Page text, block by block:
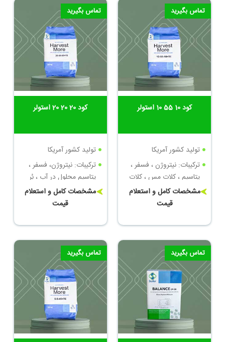
تماس بگیرید
کود 20 20 20 استولر
تولید کشور آمریکا
ترکیبات: نیتروژن، فسفر ،
پتاسیم محلول در آب ، بُر
محلول ، کلات مس ، کلات
مشخصات کامل و استعلام
قیمت
تماس بگیرید
کود 10 55 10 استولر
تولید کشور آمریکا
ترکیبات: نیتروژن ، فسفر ،
پتاسیم ، کلات مس ، کلات
روی
مشخصات کامل و استعلام
قیمت
تماس بگیرید تماس بگیرید